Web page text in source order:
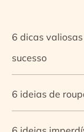
6 dicas
sucesso
6 ideias de